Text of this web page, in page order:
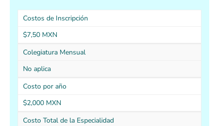
Costos de Inscripción
$7,50 MXN
Colegiatura Mensual
No aplica
Costo por año
$2,000 MXN
Costo Total de la Especialidad